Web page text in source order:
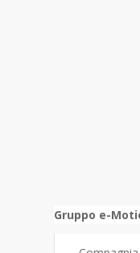
Gruppo e-